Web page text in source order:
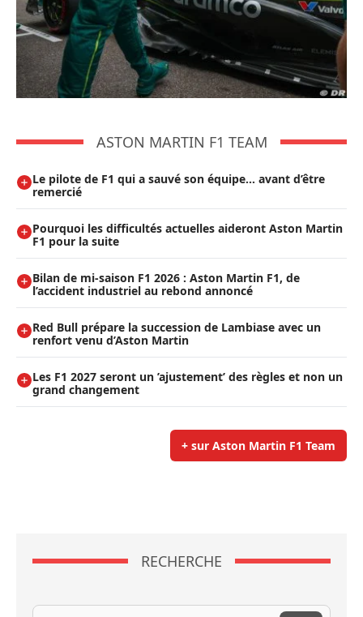
ASTON MARTIN F1 TEAM
Le pilote de F1 qui a sauvé son équipe… avant d’être
remercié
Pourquoi les difficultés actuelles aideront Aston Martin
F1 pour la suite
Bilan de mi-saison F1 2026 : Aston Martin F1, de
l’accident industriel au rebond annoncé
Red Bull prépare la succession de Lambiase avec un
renfort venu d’Aston Martin
Les F1 2027 seront un ’ajustement’ des règles et non un
grand changement
+ sur Aston Martin F1 Team
RECHERCHE
Recherche